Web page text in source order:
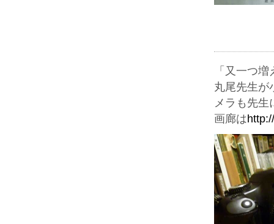
「又一つ
丸尾先生が
メラも先生
画廊は